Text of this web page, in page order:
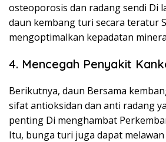
osteoporosis dan radang sendi Di
daun kembang turi secara teratur
mengoptimalkan kepadatan
4. Mencegah Penyakit
Berikutnya, daun Bersama
sifat antioksidan dan anti radang
penting Di menghambat
Itu, bunga turi juga dapat